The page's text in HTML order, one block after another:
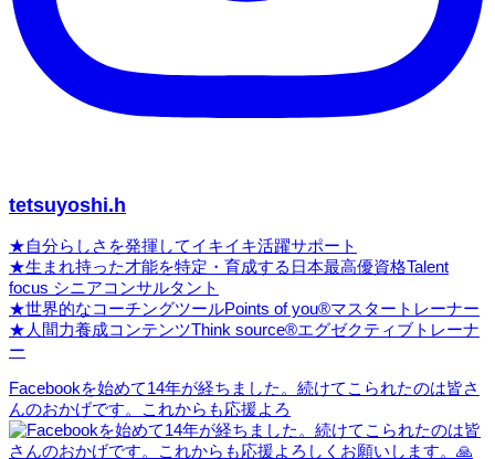
tetsuyoshi.h
★自分らしさを発揮してイキイキ活躍サポート
★生まれ持った才能を特定・育成する日本最高優資格Talent
focus シニアコンサルタント
★世界的なコーチングツールPoints of you®マスタートレーナー
★人間力養成コンテンツThink source®エグゼクティブトレーナ
ー
Facebookを始めて14年が経ちました。続けてこられたのは皆さ
んのおかげです。これからも応援よろ